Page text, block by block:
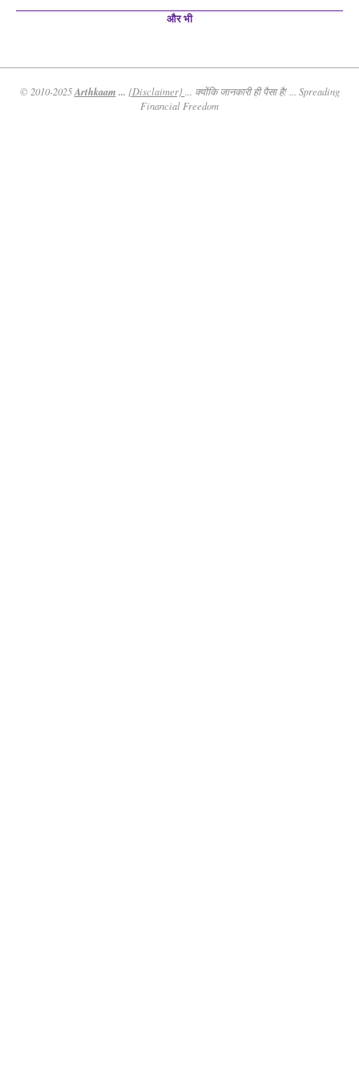
और भी
© 2010-2025Arthkaam ... {Disclaimer}
... क्योंकि जानकारी ही पैसा है! ... Spreading
Financial Freedom